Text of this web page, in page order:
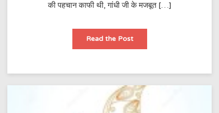
की पहचान काफी थी, गांधी जी के मजबूत […]
Read the Postस्वतन्त्रता
कहानी